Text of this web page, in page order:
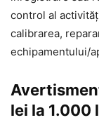
control al
calibrarea,
echipamentului/
lei la 1.000